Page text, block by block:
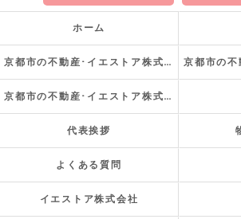
ホーム
京都市の不動産･イエストア株式会社の口コミ情報
京都市の不動産･イエストア株式会社のお客様の声
代表挨拶
よくある質問
イエストア株式会社